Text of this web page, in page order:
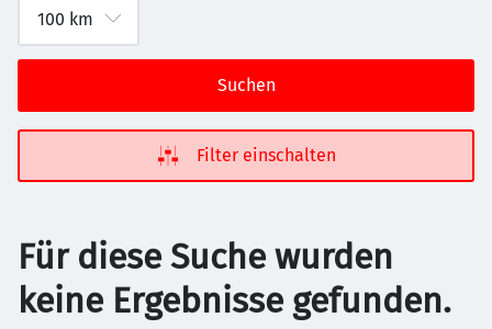
Suchen
Filter einschalten
Für diese Suche wurden
keine Ergebnisse gefunden.